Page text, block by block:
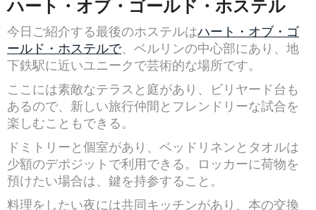
ハート・オブ・ゴールド・ホステル
今日ご紹介する最後のホステルはハート・オブ・ゴ
ールド・ホステルで、ベルリンの中心部にあり、地
下鉄駅に近いユニークで芸術的な場所です。
ここには素敵なテラスと庭があり、ビリヤード台も
あるので、新しい旅行仲間とフレンドリーな試合を
楽しむこともできる。
ドミトリーと個室があり、ベッドリネンとタオルは
少額のデポジットで利用できる。ロッカーに荷物を
預けたい場合は、鍵を持参すること。
料理をしたい夜には共同キッチンがあり、本の交換